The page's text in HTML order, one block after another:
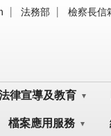
法務部 檢察長信
律宣導及教育
檔案應用服務